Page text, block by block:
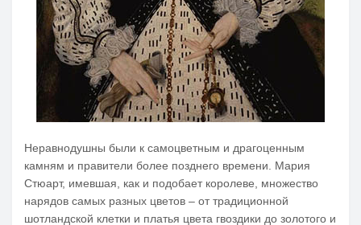
Неравнодушны были к самоцветным и драгоценным
камням и правители более позднего времени. Мария
Стюарт, имевшая, как и подобает королеве, множество
нарядов самых разных цветов – от традиционной
шотландской клетки и платья цвета гвоздики до золотого и